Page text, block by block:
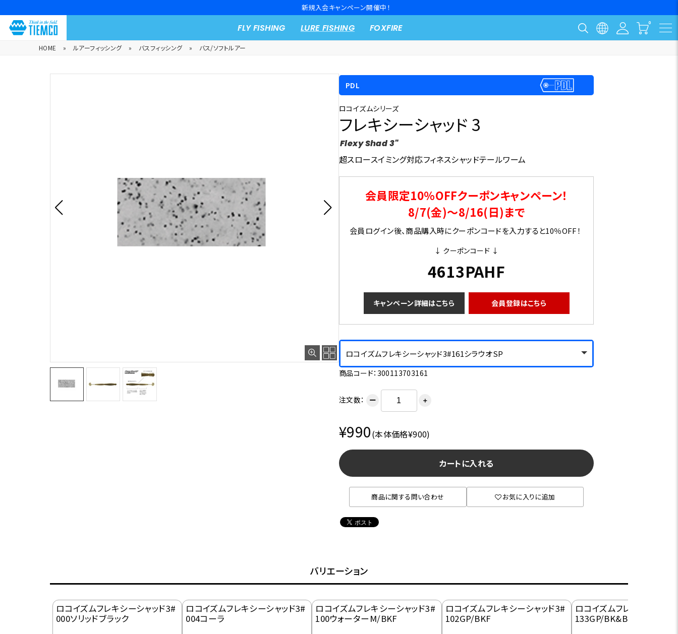
新規入会キャンペーン開催中！
FLY FISHING LURE FISHING FOXFIRE
HOME » ルアーフィッシング » バスフィッシング » バス/ソフトルアー
PDL
ロコイズムシリーズ
フレキシーシャッド 3
Flexy Shad 3"
超スロースイミング対応フィネスシャッドテールワーム
会員限定10％OFFクーポンキャンペーン！
8/7(金)～8/16(日)まで
会員ログイン後、商品購入時にクーポンコードを入力すると10％OFF！
↓ クーポンコード ↓
4613PAHF
キャンペーン詳細はこちら 会員登録はこちら
ロコイズムフレキシーシャッド3#161シラウオSP
商品コード：300113703161
注文数： ー ＋
¥990(本体価格¥900)
カートに入れる
商品に関する問い合わせ お気に入りに追加
バリエーション
ロコイズムフレキシーシャッド3#
000ソリッドブラック
ロコイズムフレキシーシャッド3#
004コーラ
ロコイズムフレキシーシャッド3#
100ウォーターM/BKF
ロコイズムフレキシーシャッド3#
102GP/BKF
ロコイズムフレキシーシャ
133GP/BK&BLF